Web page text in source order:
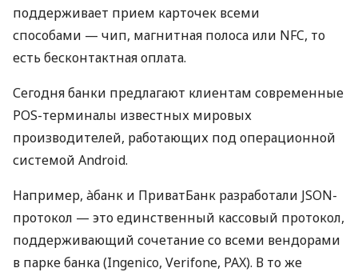
поддерживает прием карточек всеми
способами — чип, магнитная полоса или NFC, то
есть бесконтактная оплата.
Сегодня банки предлагают клиентам современные
POS-терминалы известных мировых
производителей, работающих под операционной
системой Android.
Например, àбанк и ПриватБанк разработали JSON-
протокол — это единственный кассовый протокол,
поддерживающий сочетание со всеми вендорами
в парке банка (Ingenico, Verifone, PAX). В то же